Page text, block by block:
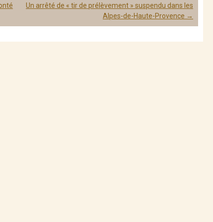
Un arrêté de « tir de prélèvement » suspendu dans les
Alpes-de-Haute-Provence →